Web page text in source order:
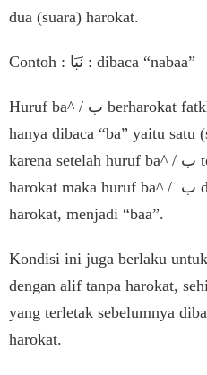
dua (suara) harokat.
Contoh : نَبَا : dibaca “nabaa”
Huruf ba^ / ب berharokat fatkhah tersebut diatas awalnya
hanya dibaca “ba” yaitu satu
karena setelah huruf ba^ / ب terdapat huruf alif / ا tanpa
harokat maka huruf ba^ / ب dibaca panjang dua (suara)
harokat, menjadi “baa”.
Kondisi ini juga berlaku
dengan alif tanpa harokat,
yang terletak sebelumnya
harokat.